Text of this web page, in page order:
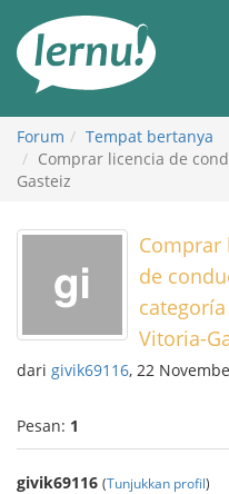
daftar
Forum
Tempat bertanya
Comprar licencia de
Gasteiz
Comprar
de
Vitoria-
dari givik69116, 22
Pesan: 1
givik69116 (Tunjukkan profil)